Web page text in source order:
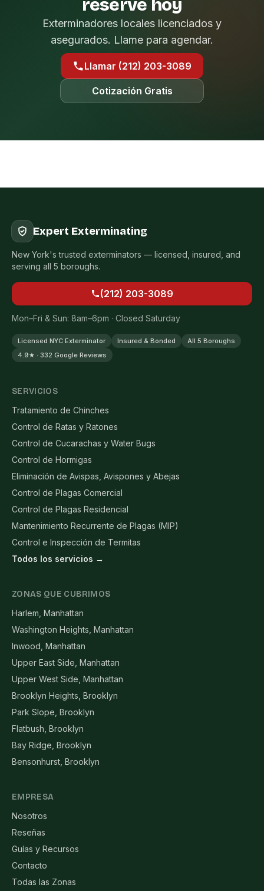
reserve hoy
Exterminadores locales licenciados y
asegurados. Llame para agendar.
Llamar (212) 203-3089
Cotización Gratis
Expert Exterminating
New York's trusted exterminators — licensed, insured, and
serving all 5 boroughs.
(212) 203-3089
Mon–Fri & Sun: 8am–6pm · Closed Saturday
Licensed NYC Exterminator Insured & Bonded
All 5 Boroughs
4.9★ · 332 Google Reviews
SERVICIOS
Tratamiento de Chinches
Control de Ratas y Ratones
Control de Cucarachas y Water Bugs
Control de Hormigas
Eliminación de Avispas, Avispones y Abejas
Control de Plagas Comercial
Control de Plagas Residencial
Mantenimiento Recurrente de Plagas (MIP)
Control e Inspección de Termitas
Todos los servicios →
ZONAS QUE CUBRIMOS
Harlem, Manhattan
Washington Heights, Manhattan
Inwood, Manhattan
Upper East Side, Manhattan
Upper West Side, Manhattan
Brooklyn Heights, Brooklyn
Park Slope, Brooklyn
Flatbush, Brooklyn
Bay Ridge, Brooklyn
Bensonhurst, Brooklyn
EMPRESA
Nosotros
Reseñas
Guías y Recursos
Contacto
Todas las Zonas